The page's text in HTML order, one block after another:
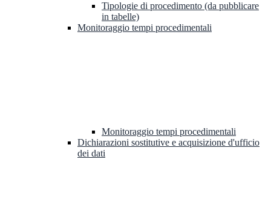
Tipologie di procedimento (da pubblicare
in tabelle)
Monitoraggio tempi procedimentali
Monitoraggio tempi procedimentali
Dichiarazioni sostitutive e acquisizione d'ufficio
dei dati